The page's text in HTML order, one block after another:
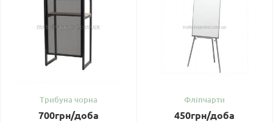
Трибуна чорна
700грн/доба
Фліпчарти
450грн/доба